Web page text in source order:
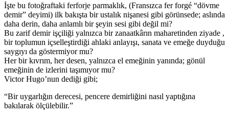
İşte bu fotoğraftaki ferforje parmaklık, (Fransızca fer forgé “dövme
demir” deyimi) ilk bakışta bir ustalık nişanesi gibi görünsede; aslında
daha derin, daha anlamlı bir şeyin sesi gibi değil mi?
Bu zarif demir işçiliği yalnızca bir zanaatkârın maharetinden ziyade ,
bir toplumun içselleştirdiği ahlaki anlayışı, sanata ve emeğe duyduğu
saygıyı da göstermiyor mu?
Her bir kıvrım, her desen, yalnızca el emeğinin yanında; gönül
emeğinin de izlerini taşımıyor mu?
Victor Hugo’nun dediği gibi;
“Bir uygarlığın derecesi, pencere demirliğini nasıl yaptığına
bakılarak ölçülebilir.”